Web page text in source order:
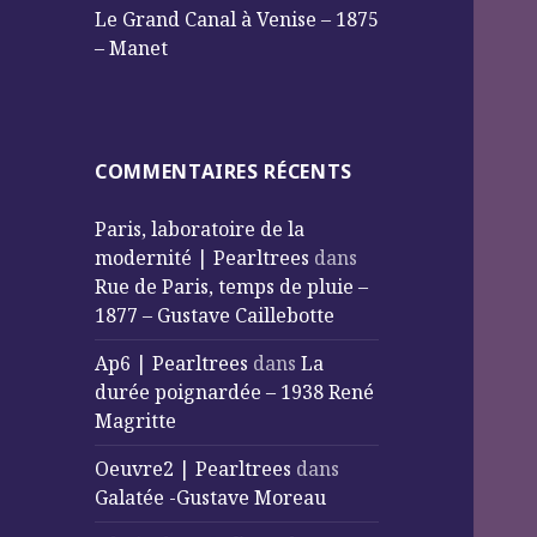
Le Grand Canal à Venise – 1875
– Manet
COMMENTAIRES RÉCENTS
Paris, laboratoire de la
modernité | Pearltrees dans
Rue de Paris, temps de pluie –
1877 – Gustave Caillebotte
Ap6 | Pearltrees dansLa
durée poignardée – 1938 René
Magritte
Oeuvre2 | Pearltrees dans
Galatée -Gustave Moreau